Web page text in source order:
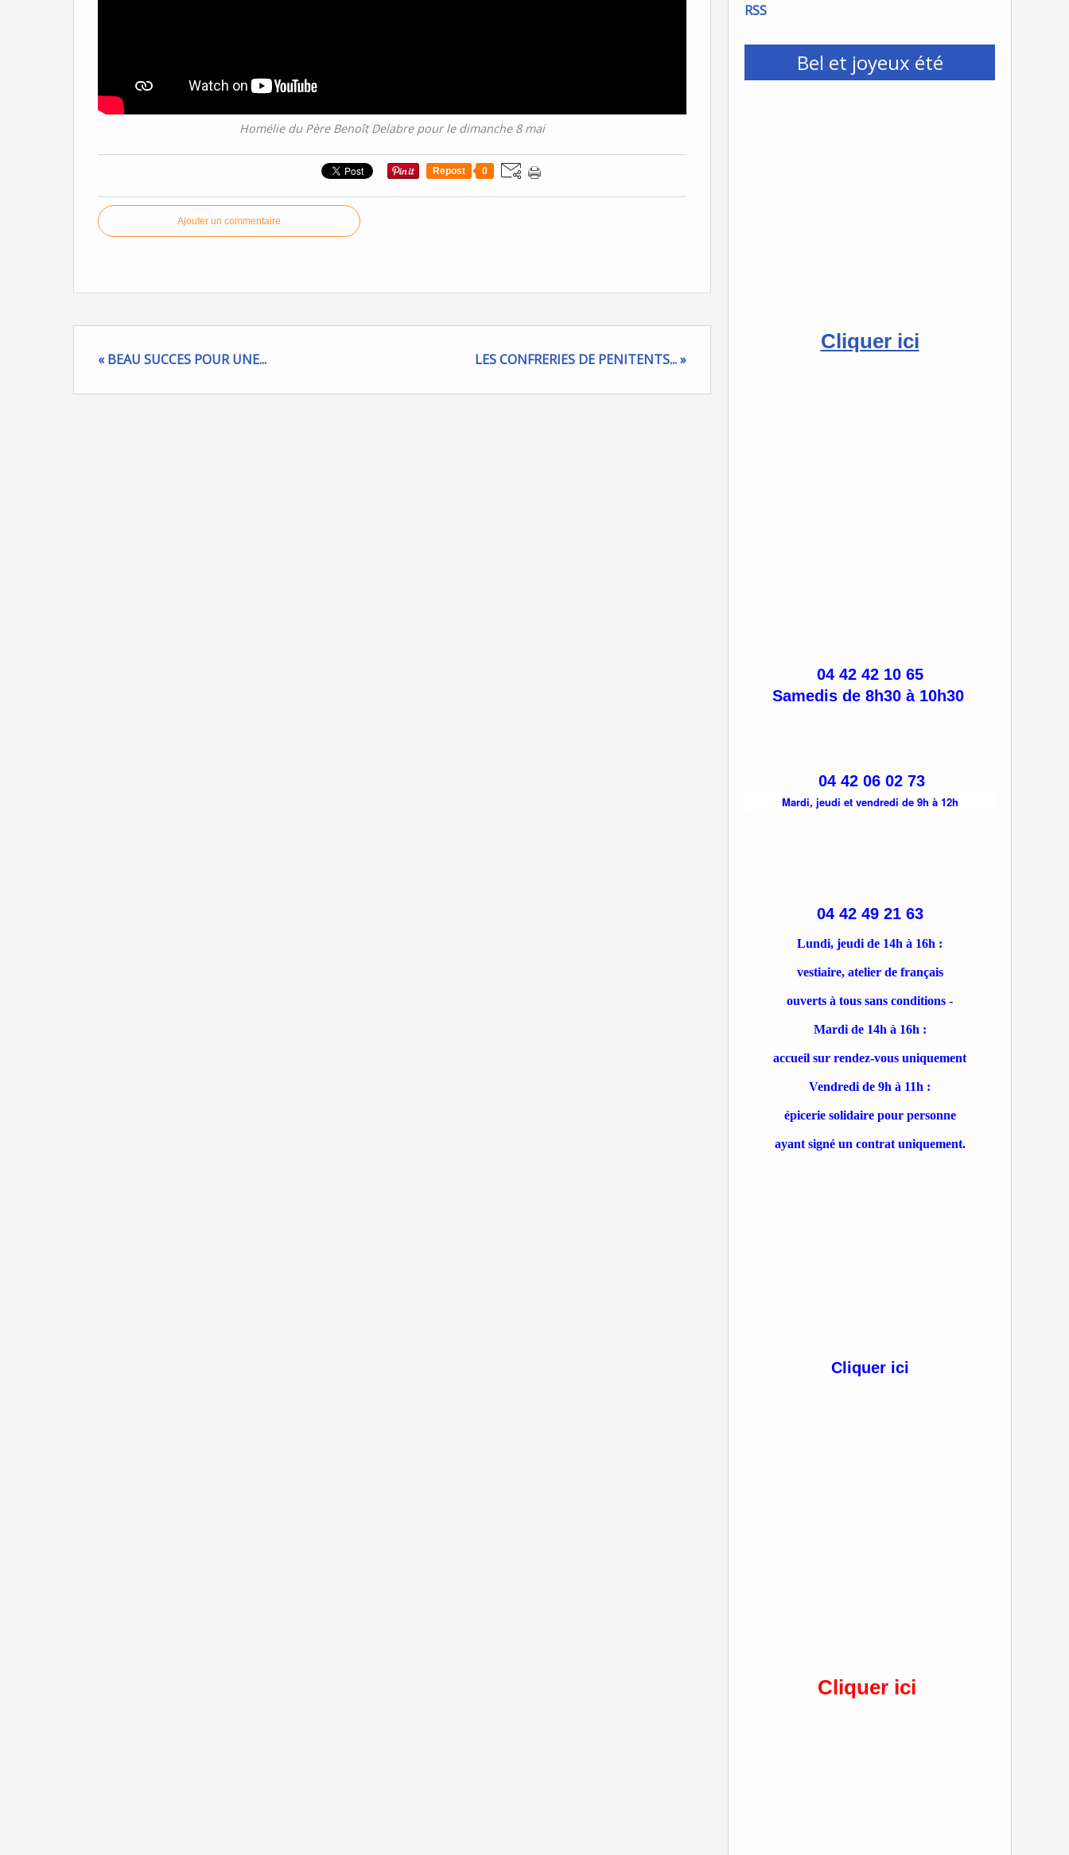
RSS
Bel et joyeux été
Cliquer ici
04 42 42 10 65
Samedis de 8h30 à 10h30
04 42 06 02 73
Mardi, jeudi et vendredi de 9h à 12h
04 42 49 21 63
Lundi, jeudi de 14h à 16h :
vestiaire, atelier de français
ouverts à tous sans conditions -
Mardi de 14h à 16h :
accueil sur rendez-vous uniquement
Vendredi de 9h à 11h :
épicerie solidaire pour personne
ayant signé un contrat uniquement.
Cliquer ici
Cliquer ici
Homélie du Père Benoît Delabre pour le dimanche 8 mai
Repost 0
Ajouter un commentaire
« BEAU SUCCES POUR UNE... LES CONFRERIES DE PENITENTS... »